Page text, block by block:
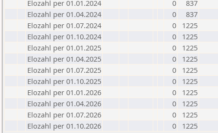
Elozahl per 01.01.2024
0
837
Elozahl per 01.04.2024
0
837
Elozahl per 01.07.2024
0
1225
Elozahl per 01.10.2024
0
1225
Elozahl per 01.01.2025
0
1225
Elozahl per 01.04.2025
0
1225
Elozahl per 01.07.2025
0
1225
Elozahl per 01.10.2025
0
1225
Elozahl per 01.01.2026
0
1225
Elozahl per 01.04.2026
0
1225
Elozahl per 01.07.2026
0
1225
Elozahl per 01.10.2026
0 1225